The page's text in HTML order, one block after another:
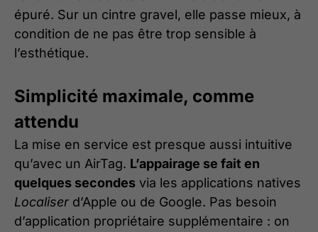
épuré. Sur un cintre gravel, elle passe mieux, à
condition de ne pas être trop sensible à
l’esthétique.
Simplicité maximale, comme
attendu
La mise en service est presque aussi intuitive
qu’avec un AirTag. L’appairage se fait en
quelques secondes via les applications natives
Localiser d’Apple ou de Google. Pas besoin
d’application propriétaire supplémentaire : on